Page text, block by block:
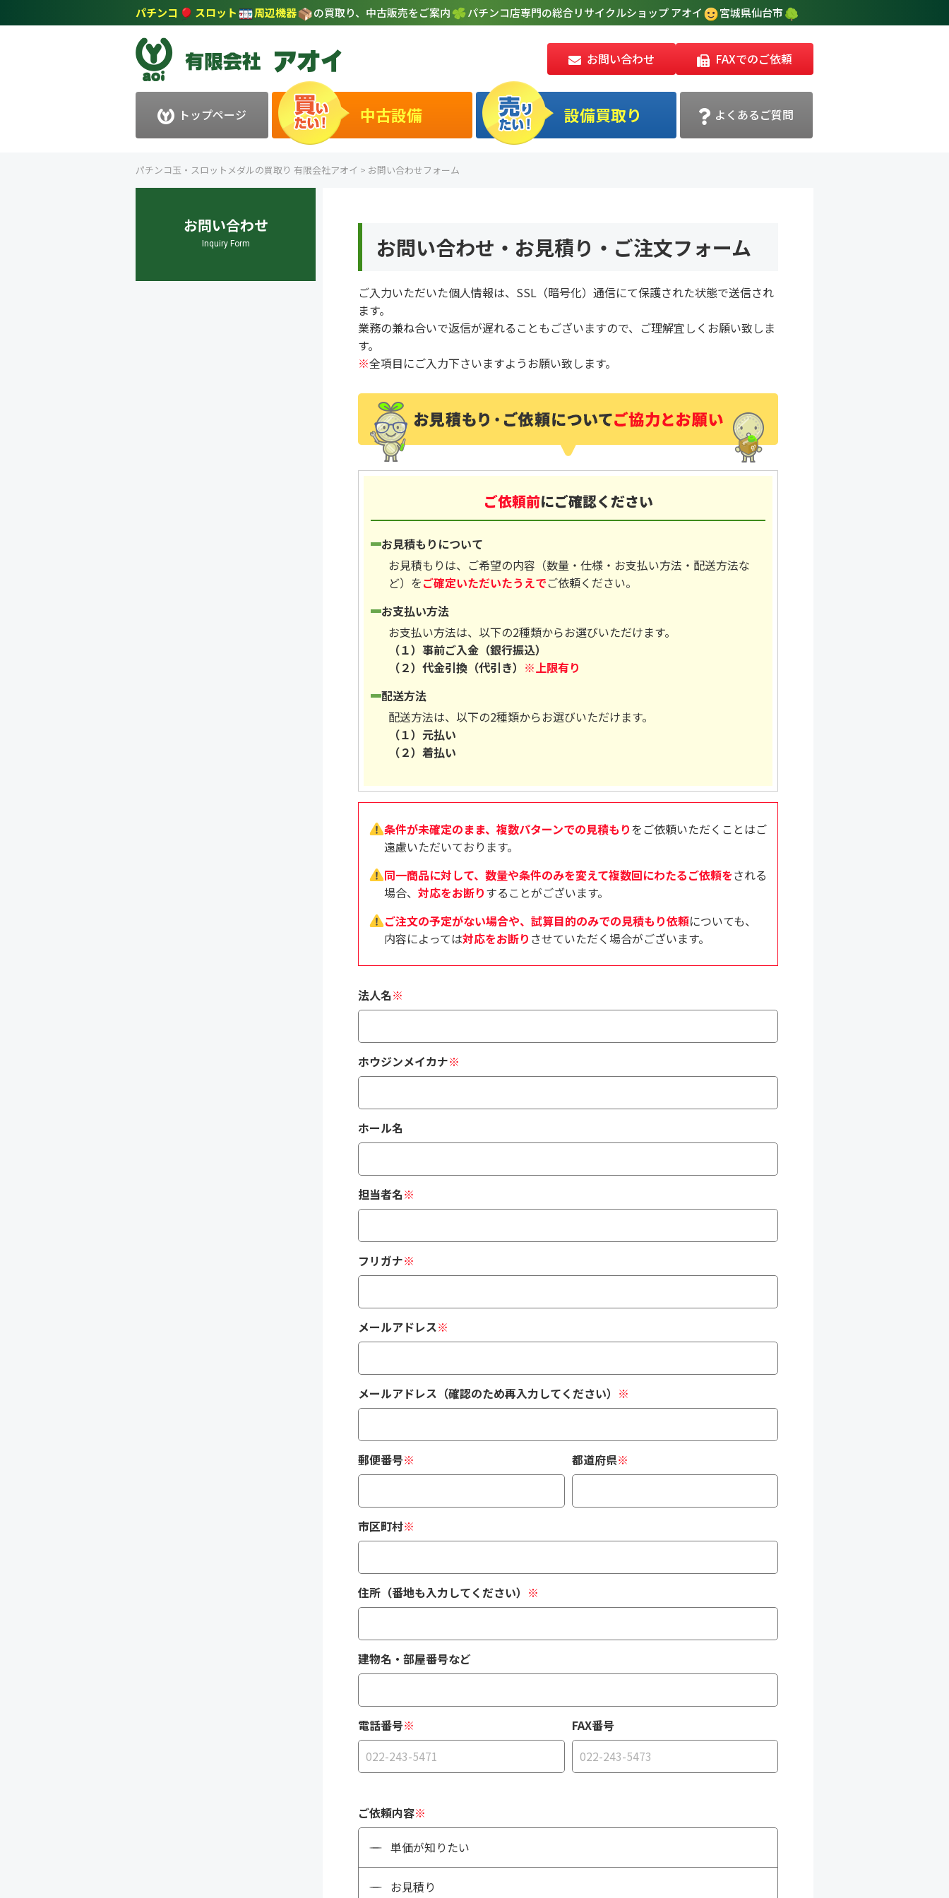
パチンコ スロット 周辺機器 の買取り、中古販売をご案内 パチンコ店専門の総合リサイクルショップ アオイ 宮城県仙台市
お問い合わせ FAXでのご依頼
トップページ 中古設備 設備買取り よくあるご質問
パチンコ玉・スロットメダルの買取り 有限会社アオイ > お問い合わせフォーム
お問い合わせ
Inquiry Form お問い合わせ・お見積り・ご注文フォーム
ご入力いただいた個人情報は、SSL（暗号化）通信にて保護された状態で送信され
ます。
業務の兼ね合いで返信が遅れることもございますので、ご理解宜しくお願い致しま
す。
※全項目にご入力下さいますようお願い致します。
ご依頼前にご確認ください
お見積もりについて
お見積もりは、ご希望の内容（数量・仕様・お支払い方法・配送方法な
ど）をご確定いただいたうえでご依頼ください。
お支払い方法
お支払い方法は、以下の2種類からお選びいただけます。
（１）事前ご入金（銀行振込）
（２）代金引換（代引き） ※上限有り
配送方法
配送方法は、以下の2種類からお選びいただけます。
（１）元払い
（２）着払い
条件が未確定のまま、複数パターンでの見積もりをご依頼いただくことはご
遠慮いただいております。
同一商品に対して、数量や条件のみを変えて複数回にわたるご依頼をされる
場合、 対応をお断りすることがございます。
ご注文の予定がない場合や、試算目的のみでの見積もり依頼についても、
内容によっては対応をお断り させていただく場合がございます。
法人名※
ホウジンメイカナ※
ホール名
担当者名※
フリガナ※
メールアドレス※
メールアドレス（確認のため再入力してください） ※
郵便番号※ 都道府県※
市区町村※
住所（番地も入力してください） ※
建物名・部屋番号など
電話番号※ FAX番号
ご依頼内容※
単価が知りたい
お見積り